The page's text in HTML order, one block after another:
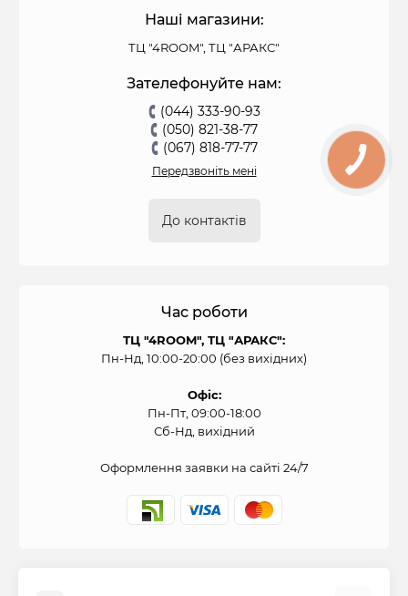
Наші магазини:
ТЦ "4ROOM", ТЦ "АРАКС"
Зателефонуйте нам:
(044) 333-90-93
(050) 821-38-77
(067) 818-77-77
Передзвоніть мені
До контактів
Час роботи
ТЦ "4ROOM", ТЦ "АРАКС":
Пн-Нд, 10:00-20:00 (без вихідних)
Офіс:
Пн-Пт, 09:00-18:00
Сб-Нд, вихідний
Оформлення заявки на сайті 24/7